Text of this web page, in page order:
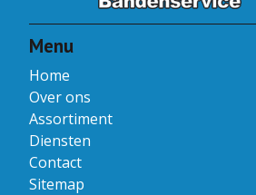
Menu
Home
Over ons
Assortiment
Diensten
Contact
Sitemap